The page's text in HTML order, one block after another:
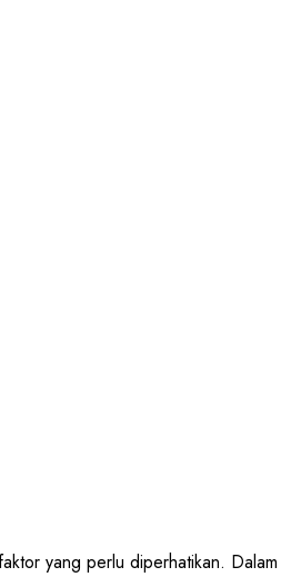
yang perlu diperhatikan. Dalam